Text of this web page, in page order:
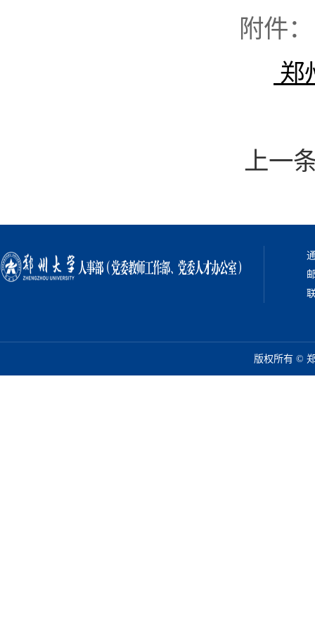
附件：
郑
上一
版权所有 ©️